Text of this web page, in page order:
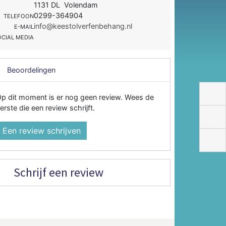
1131 DL Volendam
TELEFOON0299-364904
E-MAILinfo@keestolverfenbehang.nl
MEDIA
Beoordelingen
dit moment is er nog geen review. Wees de
die een review schrijft.
Een review schrijven
Schrijf een review